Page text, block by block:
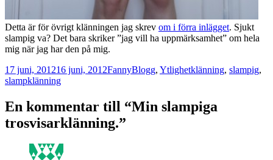
Detta är för övrigt klänningen jag skrev om i förra inlägget. Sjukt
slampig va? Det bara skriker ”jag vill ha uppmärksamhet” om hela
mig när jag har den på mig.
Postat
17 juni, 201216 juni, 2012Författare
FannyKategorier
Blogg, YtlighetTaggar
klänning, slampig,
slampklänning
En kommentar till “Min slampiga
trosvisarklänning.”